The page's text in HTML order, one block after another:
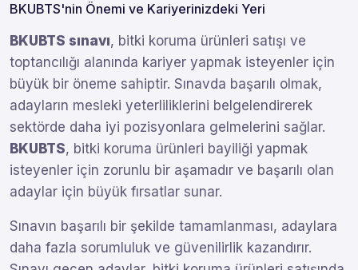
BKUBTS'nin Önemi ve Kariyerinizdeki Yeri
BKUBTS sınavı, bitki koruma ürünleri satışı ve
toptancılığı alanında kariyer yapmak isteyenler için
büyük bir öneme sahiptir. Sınavda başarılı olmak,
adayların mesleki yeterliliklerini belgelendirerek
sektörde daha iyi pozisyonlara gelmelerini sağlar.
BKUBTS, bitki koruma ürünleri bayiliği yapmak
isteyenler için zorunlu bir aşamadır ve başarılı olan
adaylar için büyük fırsatlar sunar.
Sınavın başarılı bir şekilde tamamlanması, adaylara
daha fazla sorumluluk ve güvenilirlik kazandırır.